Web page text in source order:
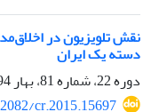
نقش تلویزیون در
دسته یک ایران
دوره 22، شماره 81، بهار 1394، صفحه
cr.2015.15697